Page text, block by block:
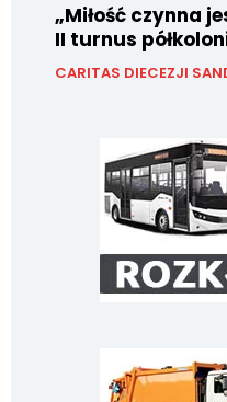
„Miłość czynna
II turnus
CARITAS DIECEZJI